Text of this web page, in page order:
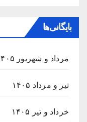
بایگانی‌ها
مرداد و شهریور ۱۴۰۵
تیر و مرداد ۱۴۰۵
خرداد و تیر ۱۴۰۵